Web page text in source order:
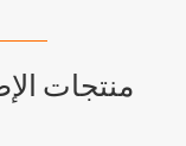
منتجات